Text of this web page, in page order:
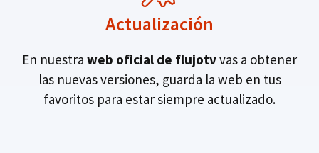
Actualización
En nuestra web oficial de flujotvvas a obtener
las nuevas versiones, guarda la web en tus
favoritos para estar siempre actualizado.